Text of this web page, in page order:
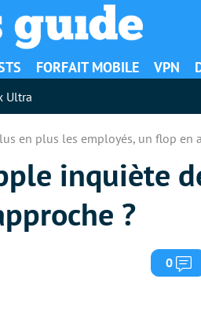
FORFAIT MOBILE VPN
Ultra
en plus les employés, un flop en
inquiète
?
0